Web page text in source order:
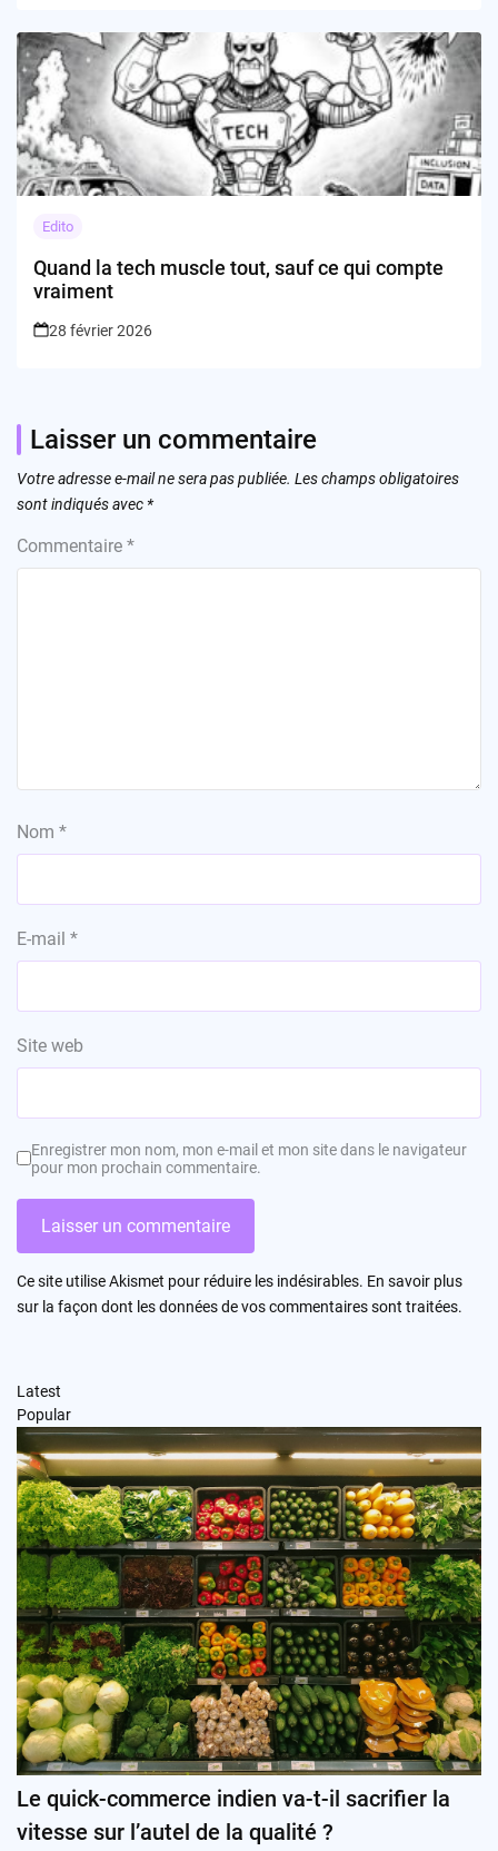
Edito
Quand la tech muscle tout, sauf ce qui compte
vraiment
28 février 2026
Laisser un commentaire
Votre adresse e-mail ne sera pas publiée. Les champs obligatoires
sont indiqués avec *
Commentaire *
Nom *
E-mail *
Site web
Enregistrer mon nom, mon e-mail et mon site dans le navigateur
pour mon prochain commentaire.
Ce site utilise Akismet pour réduire les indésirables. En savoir plus
sur la façon dont les données de vos commentaires sont traitées.
Latest
Popular
Le quick-commerce indien va-t-il sacrifier la
vitesse sur l’autel de la qualité ?